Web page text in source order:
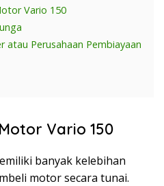
Vario 150
atau Perusahaan Pembiayaan
Vario 150
banyak kelebihan
motor secara tunai.